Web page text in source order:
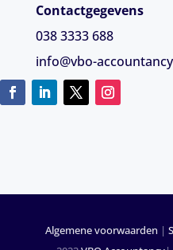
Contactgegevens
038 3333 688
info@vbo-
Algemene voorwaarden |